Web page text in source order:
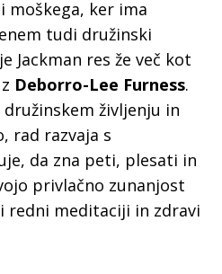
moškega, ker ima
tudi družinski
Jackman res že več kot
Deborro-Lee Furness.
družinskem življenju in
rad razvaja s
da zna peti, plesati in
privlačno zunanjost
redni meditaciji in zdravi